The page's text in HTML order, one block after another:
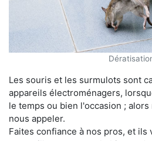
Les souris et les surmulots sont
appareils électroménagers,
le temps ou bien l'occasion ;
nous appeler.
Faites confiance à nos pros, et